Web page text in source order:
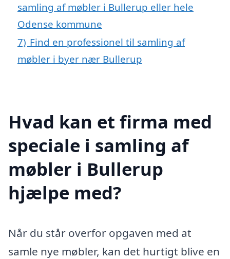
samling af møbler i Bullerup eller hele
Odense kommune
7) Find en professionel til samling af
møbler i byer nær Bullerup
Hvad kan et firma med
speciale i samling af
møbler i Bullerup
hjælpe med?
Når du står overfor opgaven med at
samle nye møbler, kan det hurtigt blive en